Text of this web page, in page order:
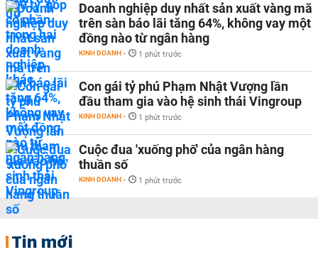
Doanh nghiệp duy nhất sản xuất vàng mã
trên sàn báo lãi tăng 64%, không vay một
đồng nào từ ngân hàng
KINH DOANH - 1 phút trước
Con gái tỷ phú Phạm Nhật Vượng lần
đầu tham gia vào hệ sinh thái Vingroup
KINH DOANH - 1 phút trước
Cuộc đua 'xuống phố' của ngân hàng
thuần số
KINH DOANH - 1 phút trước
Tin mới